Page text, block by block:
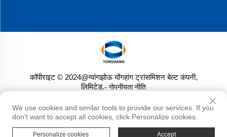
कॉपीराइट © 2024@ग्वांगझोऊ योंगहांग ट्रांसमिशन बेल्ट कंपनी,
लिमिटेड.- गोपनीयता नीति
We use cookies and similar tools to provide our services. If you
don't want to accept all cookies, click Personalize cookies.
Personalize cookies Accept